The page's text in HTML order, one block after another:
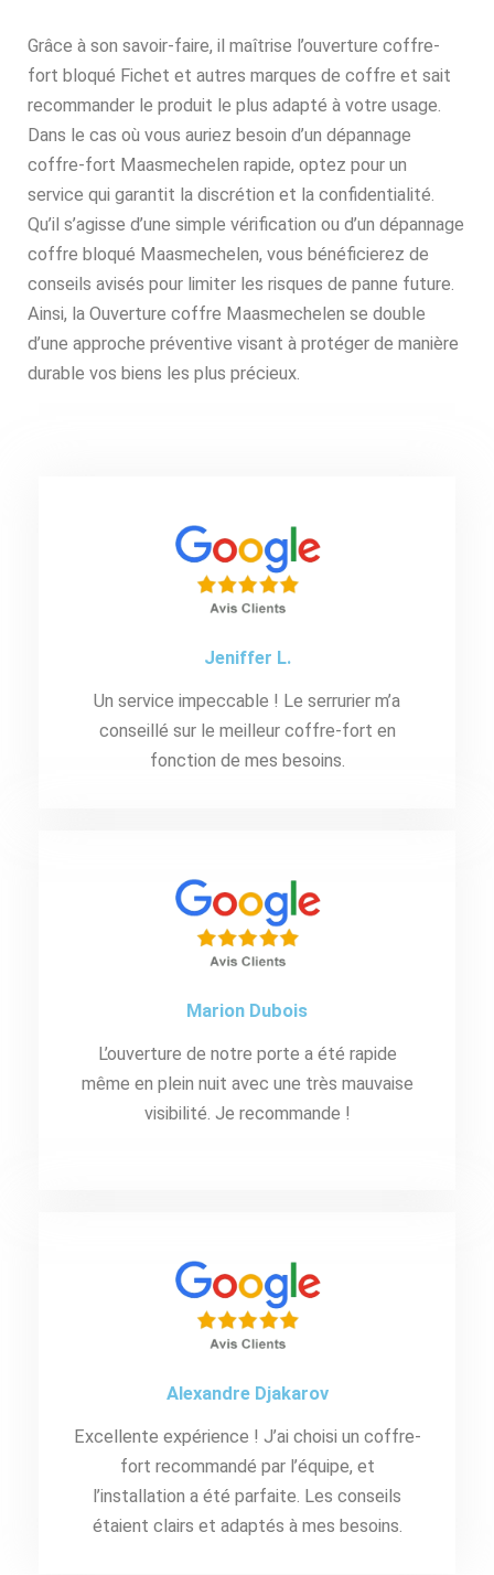
Grâce à son savoir-faire, il maîtrise l’ouverture coffre-
fort bloqué Fichet et autres marques de coffre et sait
recommander le produit le plus adapté à votre usage.
Dans le cas où vous auriez besoin d’un dépannage
coffre-fort Maasmechelen rapide, optez pour un
service qui garantit la discrétion et la confidentialité.
Qu’il s’agisse d’une simple vérification ou d’un dépannage
coffre bloqué Maasmechelen, vous bénéficierez de
conseils avisés pour limiter les risques de panne future.
Ainsi, la Ouverture coffre Maasmechelen se double
d’une approche préventive visant à protéger de manière
durable vos biens les plus précieux.
Jeniffer L.
Un service impeccable ! Le serrurier m’a
conseillé sur le meilleur coffre-fort en
fonction de mes besoins.
Marion Dubois
L’ouverture de notre porte a été rapide
même en plein nuit avec une très mauvaise
visibilité. Je recommande !
Alexandre Djakarov
Excellente expérience ! J’ai choisi un coffre-
fort recommandé par l’équipe, et
l’installation a été parfaite. Les conseils
étaient clairs et adaptés à mes besoins.